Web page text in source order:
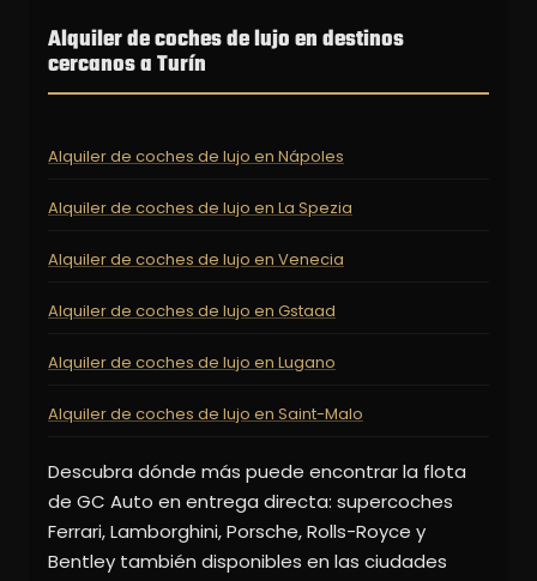
Alquiler de coches de lujo en destinos
cercanos a Turín
Alquiler de coches de lujo en Nápoles
Alquiler de coches de lujo en La Spezia
Alquiler de coches de lujo en Venecia
Alquiler de coches de lujo en Gstaad
Alquiler de coches de lujo en Lugano
Alquiler de coches de lujo en Saint-Malo
Descubra dónde más puede encontrar la flota
de GC Auto en entrega directa: supercoches
Ferrari, Lamborghini, Porsche, Rolls-Royce y
Bentley también disponibles en las ciudades